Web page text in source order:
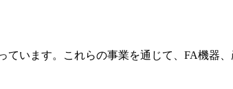
います。これらの事業を通じて、FA機器